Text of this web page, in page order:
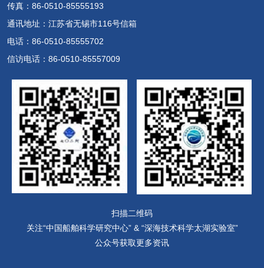
传真：86-0510-85555193
通讯地址：江苏省无锡市116号信箱
电话：86-0510-85555702
信访电话：86-0510-85557009
扫描二维码
关注“中国船舶科学研究中心” & “深海技术科学太湖实验室”
公众号获取更多资讯